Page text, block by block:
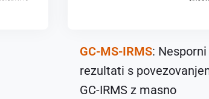
GC-MS-IRMS: Nesporni
rezultati s
GC-IRMS z masno